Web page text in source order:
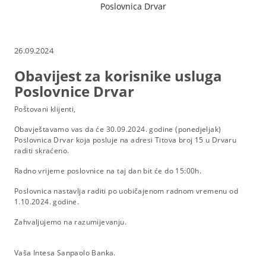
Poslovnica Drvar
26.09.2024
Obavijest za korisnike usluga
Poslovnice Drvar
Poštovani klijenti,
Obavještavamo vas da će 30.09.2024. godine (ponedjeljak)
Poslovnica Drvar koja posluje na adresi Titova broj 15 u Drvaru
raditi skraćeno.
Radno vrijeme poslovnice na taj dan bit će do 15:00h.
Poslovnica nastavlja raditi po uobičajenom radnom vremenu od
1.10.2024. godine.
Zahvaljujemo na razumijevanju.
Vaša Intesa Sanpaolo Banka.